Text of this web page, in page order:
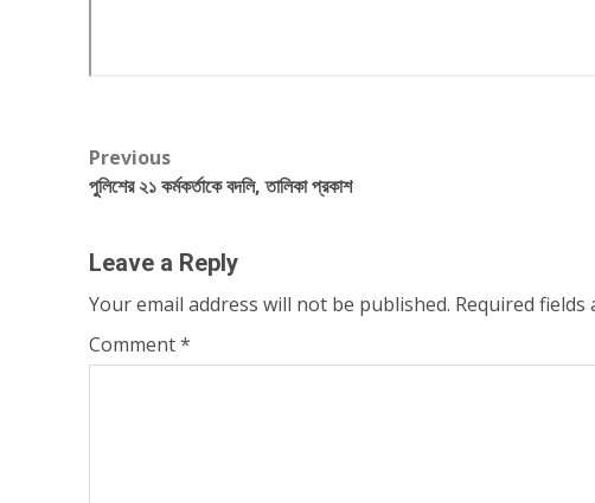
Post
navigation
Previous
পুলিশের ২১ কর্মকর্তাকে বদলি, তালিকা প্রকাশ
Leave a Reply
Your email address will not be published. Required fields
Comment*